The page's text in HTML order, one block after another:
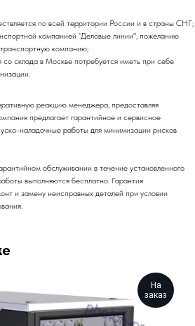
по всей территории России и в страны СНГ;
компанией "Деловые линии", пожеланию
компанию;
склада в Москве потребуется иметь при себе
реакцию менеджера, предоставляя
предлагает гарантийное и сервисное
наладочные работы для минимизации рисков
обслуживании в течение установленного
выполняются бесплатно. Гарантия
и замену неисправных деталей при условии
На
заказ